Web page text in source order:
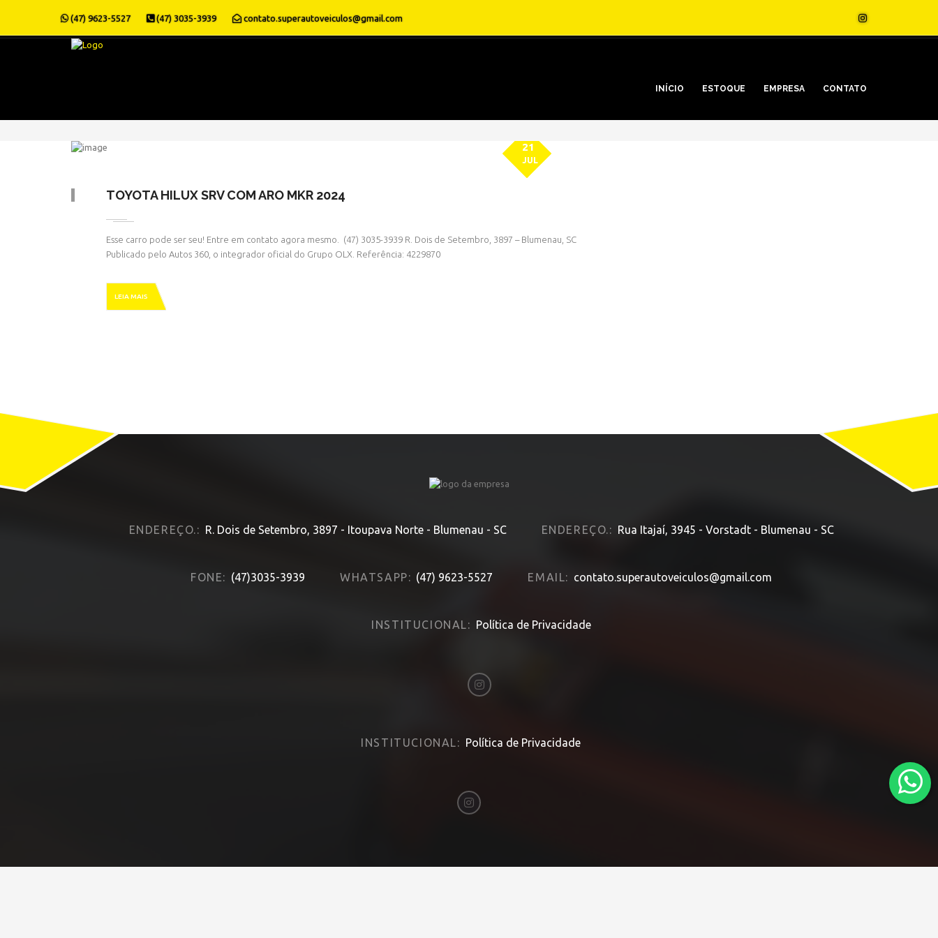
(47) 9623-5527 (47) 3035-3939 contato.superautoveiculos@gmail.com
INÍCIO ESTOQUE EMPRESA CONTATO
TOYOTA HILUX SRV COM ARO MKR 2024
21
JUL
Esse carro pode ser seu! Entre em contato agora mesmo. ㅤㅤ (47) 3035-3939 R. Dois de Setembro, 3897 – Blumenau, SC
Publicado pelo Autos 360, o integrador oficial do Grupo OLX. Referência: 4229870
LEIA MAIS
ENDEREÇO.: R. Dois de Setembro, 3897 - Itoupava Norte - Blumenau - SC ENDEREÇO.: Rua Itajaí, 3945 - Vorstadt - Blumenau - SC
FONE: (47)3035-3939 WHATSAPP: (47) 9623-5527 EMAIL: contato.superautoveiculos@gmail.com
INSTITUCIONAL: Política de Privacidade
INSTITUCIONAL: Política de Privacidade